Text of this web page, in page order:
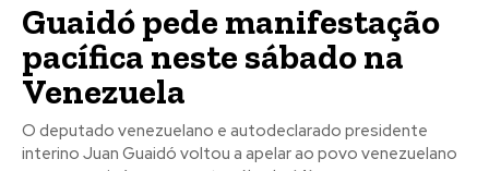
Guaidó pede manifestação
pacífica neste sábado na
Venezuela
O deputado venezuelano e autodeclarado presidente
interino Juan Guaidó voltou a apelar ao povo venezuelano